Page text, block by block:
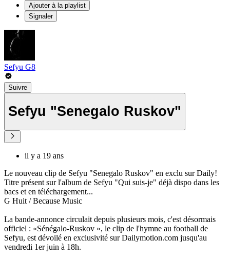
Ajouter à la playlist
Signaler
Sefyu G8
Suivre
Sefyu "Senegalo Ruskov"
il y a 19 ans
Le nouveau clip de Sefyu "Senegalo Ruskov" en exclu sur Daily!
Titre présent sur l'album de Sefyu "Qui suis-je" déjà dispo dans les
bacs et en téléchargement...
G Huit / Because Music
La bande-annonce circulait depuis plusieurs mois, c'est désormais
officiel : «Sénégalo-Ruskov », le clip de l'hymne au football de
Sefyu, est dévoilé en exclusivité sur Dailymotion.com jusqu'au
vendredi 1er juin à 18h.